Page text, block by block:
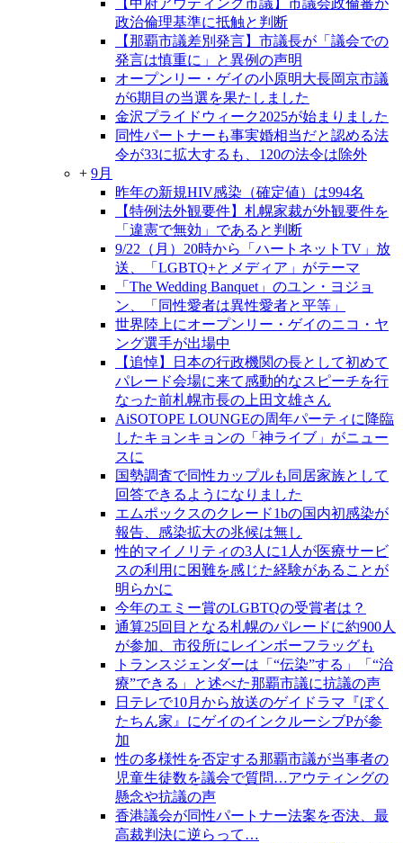
政治倫理基準に抵触と判断
【那覇市議差別発言】市議長が「議会での
発言は慎重に」と異例の声明
オープンリー・ゲイの小原明大長岡京市議
が6期目の当選を果たしました
金沢プライドウィーク2025が始まりました
同性パートナーも事実婚相当だと認める法
令が33に拡大するも、120の法令は除外
+ 9月
昨年の新規HIV感染（確定値）は994名
【特例法外観要件】札幌家裁が外観要件を
「違憲で無効」であると判断
9/22（月）20時から「ハートネットTV」放
送、「LGBTQ+とメディア」がテーマ
「The Wedding Banquet」のユン・ヨジョ
ン、「同性愛者は異性愛者と平等」
世界陸上にオープンリー・ゲイのニコ・ヤ
ング選手が出場中
【追悼】日本の行政機関の長として初めて
パレード会場に来て感動的なスピーチを行
なった前札幌市長の上田文雄さん
AiSOTOPE LOUNGEの周年パーティに降臨
したキョンキョンの「神ライブ」がニュー
スに
国勢調査で同性カップルも同居家族として
回答できるようになりました
エムポックスのクレード1bの国内初感染が
報告、感染拡大の兆候は無し
性的マイノリティの3人に1人が医療サービ
スの利用に困難を感じた経験があることが
明らかに
今年のエミー賞のLGBTQの受賞者は？
通算25回目となる札幌のパレードに約900人
が参加、市役所にレインボーフラッグも
トランスジェンダーは「“伝染”する」「“治
療”できる」と述べた那覇市議に抗議の声
日テレで10月から放送のゲイドラマ『ぼく
たちん家』にゲイのインクルーシブPが参
加
性の多様性を否定する那覇市議が当事者の
児童生徒数を議会で質問…アウティングの
懸念や抗議の声
香港議会が同性パートナー法案を否決、最
高裁判決に逆らって…